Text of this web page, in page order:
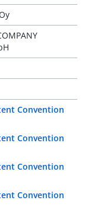
Convention
Convention
Convention
Convention